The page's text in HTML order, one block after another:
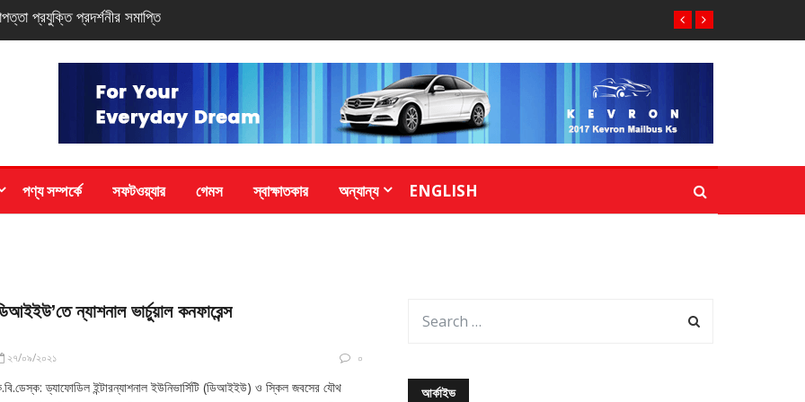
সিরিজ স্মার্টফোন
পণ্য সম্পর্কে সফটওয়্যার গেমস স্বাক্ষাতকার অন্যান্য ENGLISH
ন্যাশনাল ভার্চুয়াল কনফারেন্স
২৭/০৯/২০২১ ০
ড্যাফোডিল ইন্টারন্যাশনাল ইউনিভার্সিটি (ডিআইইউ) ও স্কিল জবসের যৌথ
আর্কাইভ